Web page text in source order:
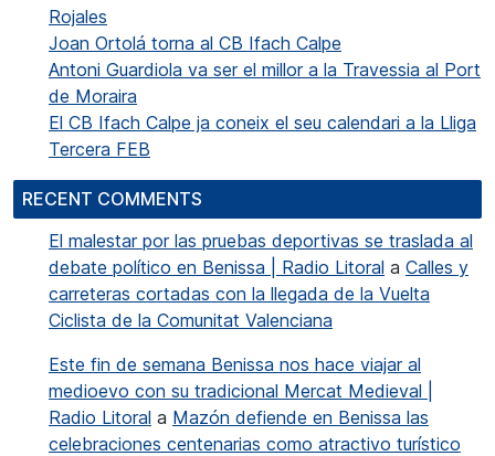
Rojales
Joan Ortolá torna al CB Ifach Calpe
Antoni Guardiola va ser el millor a la Travessia al Port
de Moraira
El CB Ifach Calpe ja coneix el seu calendari a la Lliga
Tercera FEB
RECENT COMMENTS
El malestar por las pruebas deportivas se traslada al
debate político en Benissa | Radio Litoral a Calles y
carreteras cortadas con la llegada de la Vuelta
Ciclista de la Comunitat Valenciana
Este fin de semana Benissa nos hace viajar al
medioevo con su tradicional Mercat Medieval |
Radio Litoral a Mazón defiende en Benissa las
celebraciones centenarias como atractivo turístico